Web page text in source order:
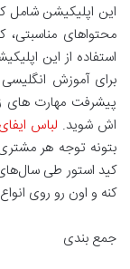
این اپلیکیشن شامل
محتواهای
استفاده از این
برای آموزش
پیشرفت مهارت های
اش شوید. لباس
بتونه توجه هر
کید استور طی
کنه و اون رو روی
جمع بندی